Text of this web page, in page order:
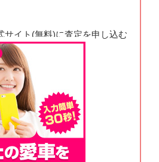
サイト(無料)に査定を申し込む